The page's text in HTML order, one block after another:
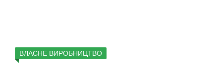
ВЛАСНЕ ВИРОБНИЦТВО